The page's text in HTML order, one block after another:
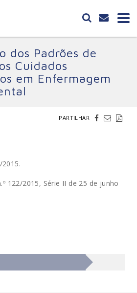
dos Padrões de
Cuidados
em Enfermagem
PARTILHAR
2015.
122/2015, Série II de 25 de junho